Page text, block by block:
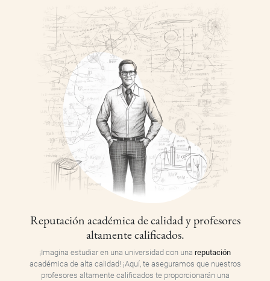
Reputación académica de calidad y profesores
altamente calificados.
¡Imagina estudiar en una universidad con una reputación
académica de alta calidad! ¡Aquí, te aseguramos que nuestros
profesores altamente calificados te proporcionarán una